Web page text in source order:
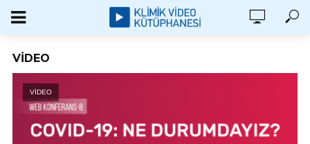
VIDEO
VİDEO